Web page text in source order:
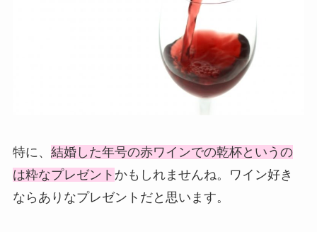
特に、 結婚した年号の赤ワインでの乾杯というの
は粋なプレゼント かもしれませんね。ワイン好き
ならありなプレゼントだと思います。